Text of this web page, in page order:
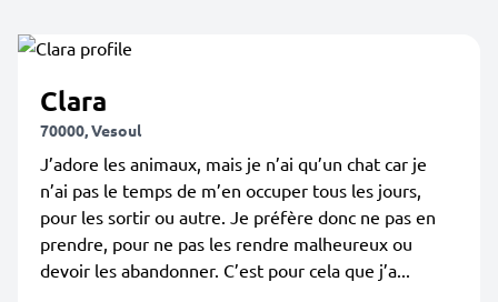
Clara
70000, Vesoul
J’adore les animaux, mais je n’ai qu’un chat car je
n’ai pas le temps de m’en occuper tous les jours,
pour les sortir ou autre. Je préfère donc ne pas en
prendre, pour ne pas les rendre malheureux ou
devoir les abandonner. C’est pour cela que j’a...